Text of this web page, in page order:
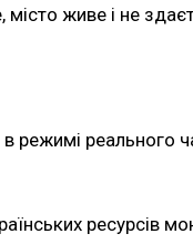
місто живе і не
в режимі реального
ресурсів